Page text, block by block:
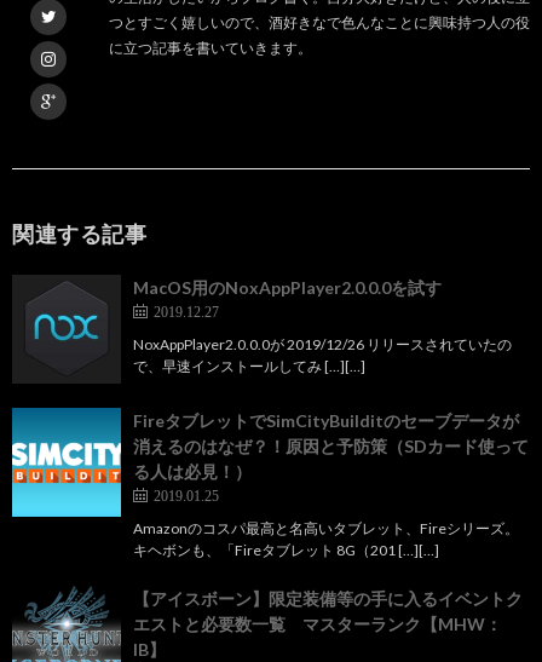
つとすごく嬉しいので、酒好きなで色んなことに興味持つ人の役
に立つ記事を書いていきます。
関連する記事
MacOS用のNoxAppPlayer2.0.0.0を試す
2019.12.27
NoxAppPlayer2.0.0.0が 2019/12/26 リリースされていたの
で、早速インストールしてみ […][…]
FireタブレットでSimCityBuilditのセーブデータが
消えるのはなぜ？！原因と予防策（SDカード使って
る人は必見！）
2019.01.25
Amazonのコスパ最高と名高いタブレット、Fireシリーズ。
キヘボンも、「Fireタブレット 8G（201 […][…]
【アイスボーン】限定装備等の手に入るイベントク
エストと必要数一覧 マスターランク【MHW：
IB】